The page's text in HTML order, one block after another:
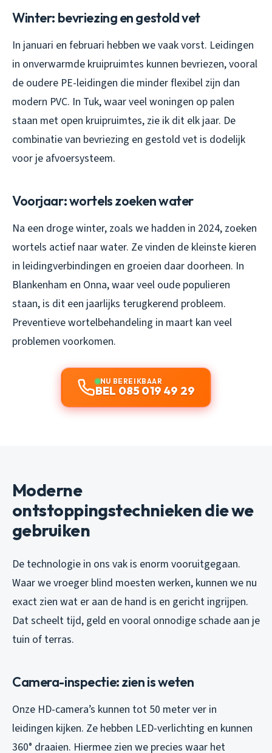
Winter: bevriezing en gestold vet
In januari en februari hebben we vaak vorst. Leidingen
in onverwarmde kruipruimtes kunnen bevriezen, vooral
de oudere PE-leidingen die minder flexibel zijn dan
modern PVC. In Tuk, waar veel woningen op palen
staan met open kruipruimtes, zie ik dit elk jaar. De
combinatie van bevriezing en gestold vet is dodelijk
voor je afvoersysteem.
Voorjaar: wortels zoeken water
Na een droge winter, zoals we hadden in 2024, zoeken
wortels actief naar water. Ze vinden de kleinste kieren
in leidingverbindingen en groeien daar doorheen. In
Blankenham en Onna, waar veel oude populieren
staan, is dit een jaarlijks terugkerend probleem.
Preventieve wortelbehandeling in maart kan veel
problemen voorkomen.
NU BEREIKBAAR
BEL 085 019 49 29
Moderne
ontstoppingstechnieken die we
gebruiken
De technologie in ons vak is enorm vooruitgegaan.
Waar we vroeger blind moesten werken, kunnen we nu
exact zien wat er aan de hand is en gericht ingrijpen.
Dat scheelt tijd, geld en vooral onnodige schade aan je
tuin of terras.
Camera-inspectie: zien is weten
Onze HD-camera’s kunnen tot 50 meter ver in
leidingen kijken. Ze hebben LED-verlichting en kunnen
360° draaien. Hiermee zien we precies waar het